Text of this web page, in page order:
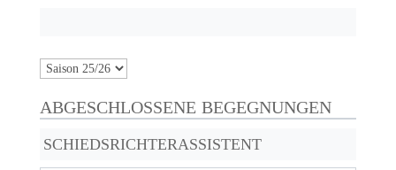
ABGESCHLOSSENE BEGEGNUNGEN
SCHIEDSRICHTERASSISTENT